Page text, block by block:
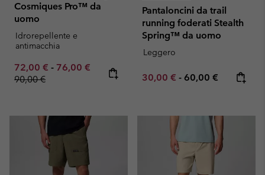
Cosmiques Pro™ da
uomo
Idrorepellente e
antimacchia
Minimum sale price:
72,00 € - Maximum sale price:
76,00 € Regular price:
90,00 €
Pantaloncini da trail
running foderati Stealth
Spring™ da uomo
Leggero
Minimum sale price:
30,00 € - Maximum price:
60,00 €